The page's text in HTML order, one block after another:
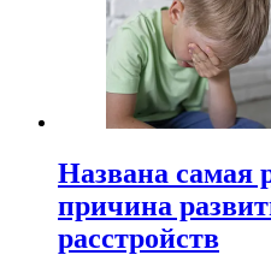
Названа самая
причина
расстройств